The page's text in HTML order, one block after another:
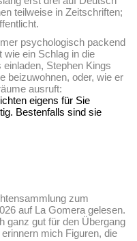
teilweise in Zeitschriften;
psychologisch packend
ein Schlag in die
Stephen Kings
beizuwohnen, oder, wie er
ausruft:
eigens für Sie
Bestenfalls sind sie
zum
auf La Gomera gelesen.
ganz gut für den Übergang
mich Figuren, die